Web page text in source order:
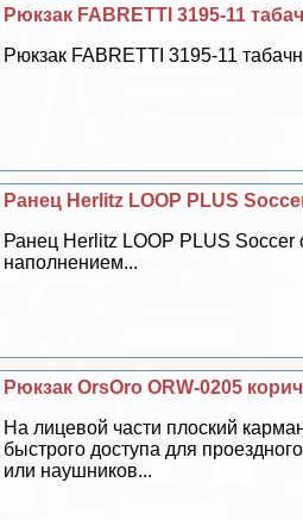
Рюкзак FABRETTI 3195-11
Рюкзак FABRETTI 3195-11
Ранец Herlitz LOOP PLUS
Ранец Herlitz LOOP PLUS Soccer
наполнением...
Рюкзак OrsOro ORW-0205
На лицевой части плоский
быстрого доступа для
или наушников...